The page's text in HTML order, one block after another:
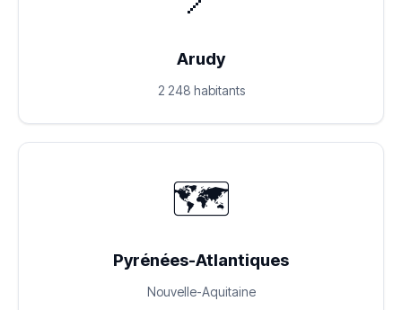
Arudy
2 248 habitants
🗺️
Pyrénées-Atlantiques
Nouvelle-Aquitaine